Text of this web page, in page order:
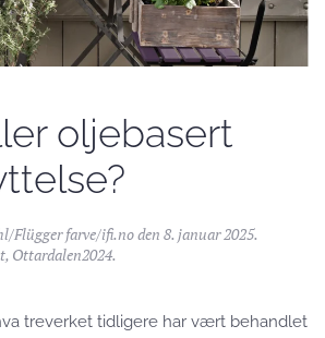
oljebasert
Flügger farve/ifi.noden 8. januar 2025.
, Ottardalen2024.
treverket tidligere har vært behandlet